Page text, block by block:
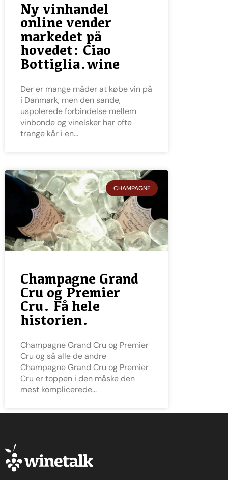
Ny vinhandel
online vender
markedet på
hovedet: Ciao
Bottiglia.wine
Der er mange måder at købe vin på
i Danmark, men den sande,
uspolerede forbindelse mellem
vinbonde og vinelsker har ofte
trange kår i en
CHAMPAGNE
Champagne Grand
Cru og Premier
Cru. Få hele
historien.
Champagne Grand Cru og Premier
Cru og så alle de andre
Champagne Grand Cru og Premier
Cru er toppen i den måske den
mest komplicerede